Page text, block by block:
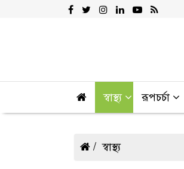
স্বাস্থ্য রূপচর্চা
স্বাস্থ্য